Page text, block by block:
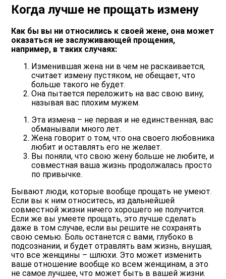
Когда лучше не прощать измену
Как бы вы ни относились к своей жене, она может
оказаться не заслуживающей прощения,
например, в таких случаях:
Изменившая жена ни в чем не раскаивается,
считает измену пустяком, не обещает, что
больше такого не будет.
Она пытается переложить на вас свою вину,
называя вас плохим мужем.
Эта измена – не первая и не единственная, вас
обманывали много лет.
Жена говорит о том, что она своего любовника
любит и оставлять его не желает.
Вы поняли, что свою жену больше не любите, и
совместная ваша жизнь продолжалась просто
по привычке.
Бывают люди, которые вообще прощать не умеют.
Если вы к ним относитесь, из дальнейшей
совместной жизни ничего хорошего не получится.
Если же вы умеете прощать, это лучше сделать
даже в том случае, если вы решите не сохранять
свою семью. Боль останется с вами, глубоко в
подсознании, и будет отравлять вам жизнь, внушая,
что все женщины – шлюхи. Это может изменить
ваше отношение вообще ко всем женщинам, а это
не самое лучшее, что может быть в вашей жизни.